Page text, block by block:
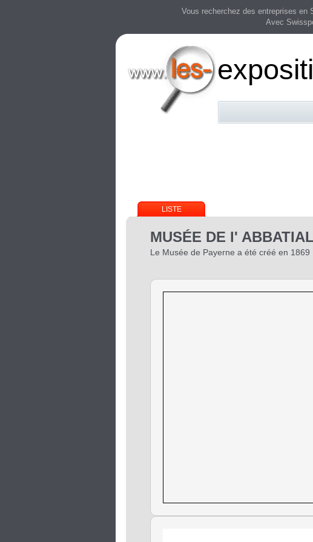
Vous recherchez des entreprises en
Avec
LISTE
MUSÉE DE l'
Le Musée de Payerne a été créé en 1869